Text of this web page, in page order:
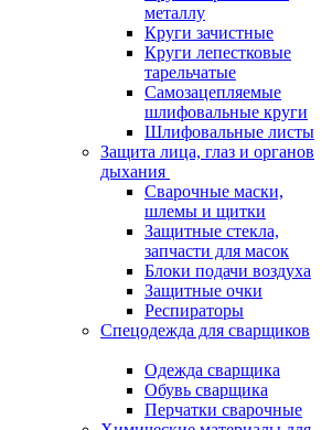
металлу
Круги зачистные
Круги лепестковые
тарельчатые
Самозацепляемые
шлифовальные круги
Шлифовальные листы
Защита лица, глаз и органов
дыхания
Сварочные маски,
шлемы и щитки
Защитные стекла,
запчасти для масок
Блоки подачи воздуха
Защитные очки
Респираторы
Спецодежда для сварщиков
Одежда сварщика
Обувь сварщика
Перчатки сварочные